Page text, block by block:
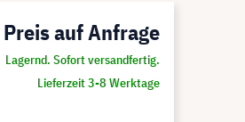
Preis auf Anfrage
Lagernd. Sofort versandfertig.
Lieferzeit 3-8 Werktage